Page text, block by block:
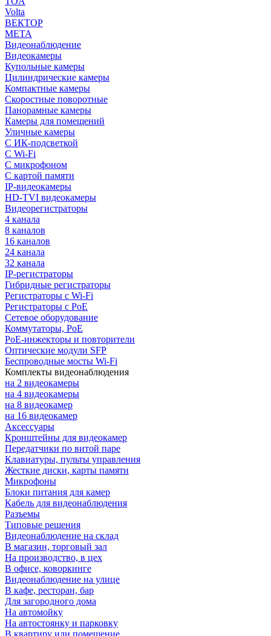
Volta
ВЕКТОР
МЕТА
Видеонаблюдение
Видеокамеры
Купольные камеры
Цилиндрические камеры
Компактные камеры
Скоростные поворотные
Панорамные камеры
Камеры для помещений
Уличные камеры
С ИК-подсветкой
С Wi-Fi
С микрофоном
С картой памяти
IP-видеокамеры
HD-TVI видеокамеры
Видеорегистраторы
4 канала
8 каналов
16 каналов
24 канала
32 канала
IP-регистраторы
Гибридные регистраторы
Регистраторы с Wi-Fi
Регистраторы с PoE
Сетевое оборудование
Коммутаторы, PoE
PoE-инжекторы и повторители
Оптические модули SFP
Беспроводные мосты Wi-Fi
Комплекты видеонаблюдения
на 2 видеокамеры
на 4 видеокамеры
на 8 видеокамер
на 16 видеокамер
Аксессуары
Кронштейны для видеокамер
Передатчики по витой паре
Клавиатуры, пульты управления
Жесткие диски, карты памяти
Микрофоны
Блоки питания для камер
Кабель для видеонаблюдения
Разъемы
Типовые решения
Видеонаблюдение на склад
В магазин, торговый зал
На производство, в цех
В офисе, коворкинге
Видеонаблюдение на улице
В кафе, ресторан, бар
Для загородного дома
На автомойку
На автостоянку и парковку
В квартиру или помещение